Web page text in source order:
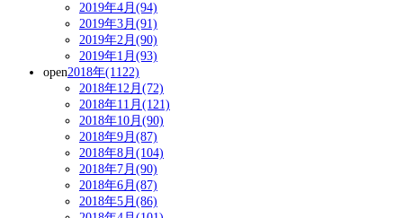
2019年4月(94)
2019年3月(91)
2019年2月(90)
2019年1月(93)
open2018年(1122)
2018年12月(72)
2018年11月(121)
2018年10月(90)
2018年9月(87)
2018年8月(104)
2018年7月(90)
2018年6月(87)
2018年5月(86)